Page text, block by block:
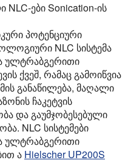
ები Sonication-ის
პოტენციური
NLC სისტემა
ულტრაბგერითი
ქვეშ, რამაც გამოიწვია
განაწილება, მაღალი
ჩაკეტვის
და გაუმჯობესებული
NLC სისტემები
ულტრაბგერითი
ა Hielscher UP200S